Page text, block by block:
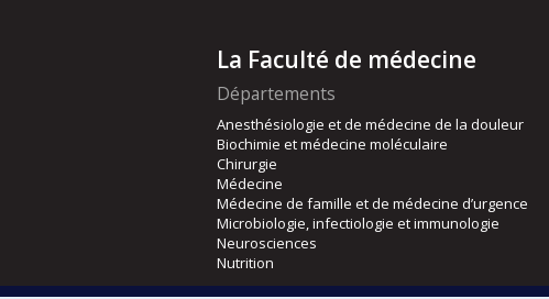
La Faculté de médecine
Départements
Anesthésiologie et de médecine de la douleur
Biochimie et médecine moléculaire
Chirurgie
Médecine
Médecine de famille et de médecine d’urgence
Microbiologie, infectiologie et immunologie
Neurosciences
Nutrition